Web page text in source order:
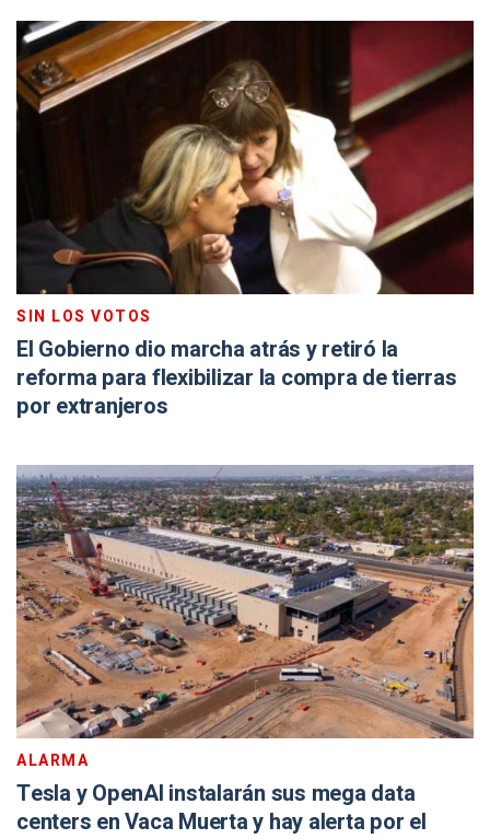
SIN LOS VOTOS
El Gobierno dio marcha atrás y retiró la
reforma para flexibilizar la compra de tierras
por extranjeros
ALARMA
Tesla y OpenAI instalarán sus mega data
centers en Vaca Muerta y hay alerta por el